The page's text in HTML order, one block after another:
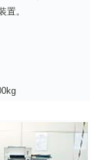
置。